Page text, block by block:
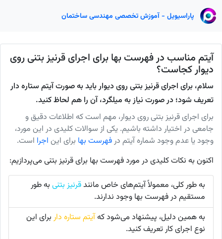
پاراسیویل - آموزش تخصصی مهندسی ساختمان
آیتم مناسب در فهرست بها برای اجرای قرنیز بتنی روی
دیوار کجاست؟
سلام، برای اجرای قرنیز بتنی روی دیوار باید به صورت آیتم ستاره دار
تعریف شود؛ در صورت نیاز به میلگرد، آن‌ را هم لحاظ کنید.
برای اجرای قرنیز بتنی روی دیوار، مهم است که اطلاعات دقیق و
جامعی در اختیار داشته باشیم. یکی از سوالات کلیدی در این مورد،
وجود یا عدم وجود شماره آیتم درفهرست بها برای این اجرا است.
اکنون به نکات کلیدی در مورد فهرست بها برای قرنیز بتنی می‌پردازیم:
به طور کلی، معمولاً آیتم‌های خاص مانندقرنیز بتنی به طور
مستقیم در فهرست بها وجود ندارند.
به همین دلیل، پیشنهاد می‌شود کهآیتم ستاره دار برای این
نوع اجرای کار تعریف کنید.